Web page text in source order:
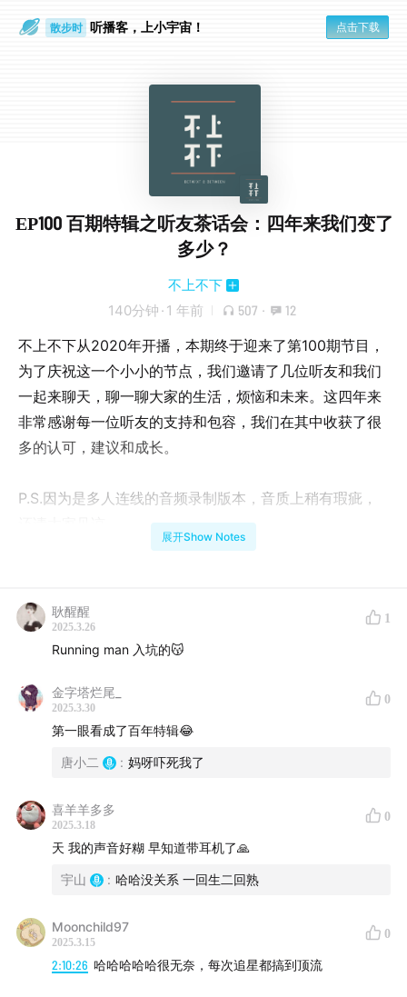
散步时 听播客，上小宇宙！ 点击下载
EP100 百期特辑之听友茶话会：四年来我们变了
多少？
不上不下
140分钟 · 1 年前 507 · 12
不上不下从2020年开播，本期终于迎来了第100期节目，
为了庆祝这一个小小的节点，我们邀请了几位听友和我们
一起来聊天，聊一聊大家的生活，烦恼和未来。这四年来
非常感谢每一位听友的支持和包容，我们在其中收获了很
多的认可，建议和成长。
P.S.因为是多人连线的音频录制版本，音质上稍有瑕疵，
【主播】
小二：30+裸辞欧洲留学中（视频号/小红书/抖音：小二
二二在欧洲）
【听友嘉宾】
【时间轴】
听友们自我介绍以及和不上不下的缘分
21:00 疫情之后大家的变化
目前生活最满意和不满意的部分
展开Show Notes
耿醒醒
2025.3.26
1
Running man 入坑的😽
金字塔烂尾_
2025.3.30
0
第一眼看成了百年特辑😂
唐小二 : 妈呀吓死我了
喜羊羊多多
2025.3.18
0
天 我的声音好糊 早知道带耳机了🙏
宇山 : 哈哈没关系 一回生二回熟
Moonchild97
2025.3.15
0
2:10:26 哈哈哈哈哈很无奈，每次追星都搞到顶流